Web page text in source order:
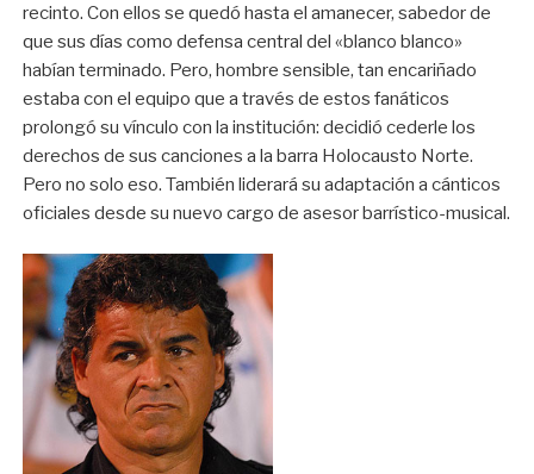
recinto. Con ellos se quedó hasta el amanecer, sabedor de
que sus días como defensa central del «blanco blanco»
habían terminado. Pero, hombre sensible, tan encariñado
estaba con el equipo que a través de estos fanáticos
prolongó su vínculo con la institución: decidió cederle los
derechos de sus canciones a la barra Holocausto Norte.
Pero no solo eso. También liderará su adaptación a cánticos
oficiales desde su nuevo cargo de asesor barrístico-musical.